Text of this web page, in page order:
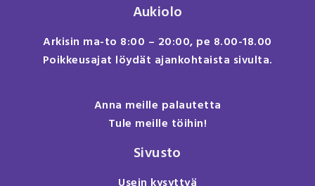
Aukiolo
Arkisin ma-to 8:00 – 20:00, pe 8.00-18.00
Poikkeusajat löydät ajankohtaista sivulta.
Anna meille palautetta
Tule meille töihin!
Sivusto